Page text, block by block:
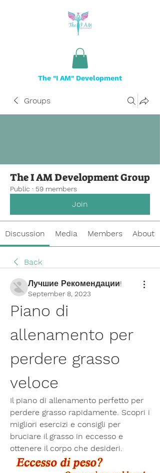
The "I AM" Development
Groups
The I AM Development Group
Public · 59 members
Join
Discussion Media Members About
Back
Лучшие Рекомендации!
September 8, 2023
Piano di
allenamento per
perdere grasso
veloce
Il piano di allenamento perfetto per
perdere grasso rapidamente. Scopri i
migliori esercizi e consigli per
bruciare il grasso in eccesso e
ottenere il corpo che desideri.